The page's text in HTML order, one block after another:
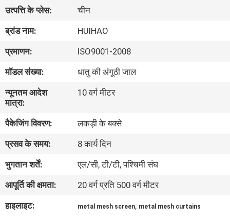
हमारे
बारे
में
कारखाने
का
दौरा
गुणवत्ता
नियंत्रण
हमसे
उत्पत्ति के प्लेस:
चीन
ब्रांड नाम:
HUIHAO
प्रमाणन:
ISO9001-2008
मॉडल संख्या:
धातु की अंगूठी जाल
न्यूनतम आदेश
मात्रा:
10 वर्ग मीटर
पैकेजिंग विवरण:
लकड़ी के बक्से
प्रसव के समय:
8 कार्य दिन
भुगतान शर्तें:
एल/सी, टी/टी, पश्चिमी संघ
आपूर्ति की क्षमता:
20 वर्ग प्रति 500 ​​वर्ग मीटर
हाइलाइट:
metal mesh screen, metal mesh curtains